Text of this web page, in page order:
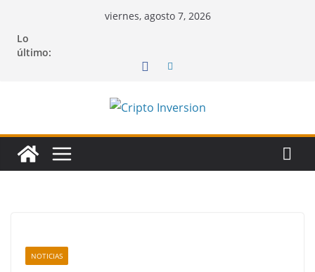
contenido
viernes, agosto 7, 2026
Lo
último:
NOTICIAS